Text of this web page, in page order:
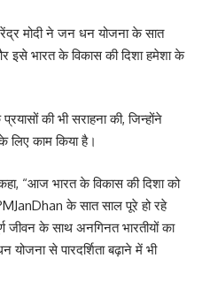
मोदी ने जन धन योजना के सात
इसे भारत के विकास की दिशा हमेशा के
की भी सराहना की, जिन्होंने
काम किया है।
“आज भारत के विकास की दिशा को
के सात साल पूरे हो रहे
जीवन के साथ अनगिनत भारतीयों का
से पारदर्शिता बढ़ाने में भी